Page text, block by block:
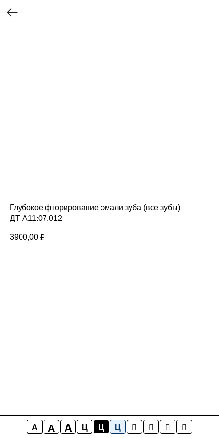
A A A Ц Ц Ц
Глубокое фторирование эмали зуба (все зубы)
ДТ-А11:07.012
3900,00 ₽